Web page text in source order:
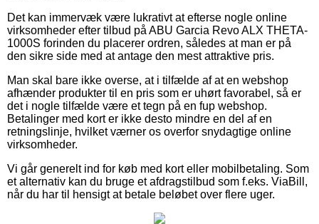
Det kan immervæk være lukrativt at efterse nogle online
virksomheder efter tilbud på ABU Garcia Revo ALX THETA-
1000S forinden du placerer ordren, således at man er på
den sikre side med at antage den mest attraktive pris.
Man skal bare ikke overse, at i tilfælde af at en webshop
afhænder produkter til en pris som er uhørt favorabel, så er
det i nogle tilfælde være et tegn på en fup webshop.
Betalinger med kort er ikke desto mindre en del af en
retningslinje, hvilket værner os overfor snydagtige online
virksomheder.
Vi går generelt ind for køb med kort eller mobilbetaling. Som
et alternativ kan du bruge et afdragstilbud som f.eks. ViaBill,
når du har til hensigt at betale beløbet over flere uger.